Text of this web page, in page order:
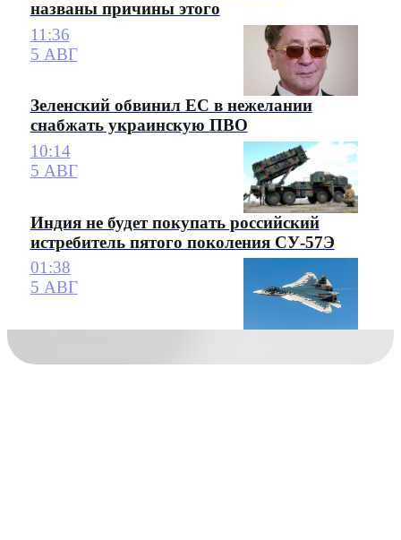
названы причины этого
11:36
5 АВГ
Зеленский обвинил ЕС в нежелании
снабжать украинскую ПВО
10:14
5 АВГ
Индия не будет покупать российский
истребитель пятого поколения СУ-57Э
01:38
5 АВГ